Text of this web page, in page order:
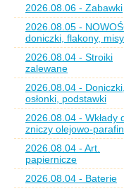
2026.08.06 - Zabawki
2026.08.05 -
doniczki, flakony, misy
2026.08.04 - Stroiki
zalewane
2026.08.04 - Doniczki,
osłonki, podstawki
2026.08.04 - Wkłady
zniczy olejowo-
2026.08.04 - Art.
papiernicze
2026.08.04 - Baterie